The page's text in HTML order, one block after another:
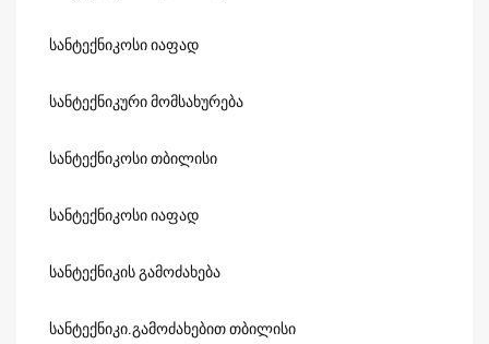
სანტექნიკოსი იაფად
სანტექნიკური მომსახურება
სანტექნიკოსი თბილისი
სანტექნიკოსი იაფად
სანტექნიკის გამოძახება
სანტექნიკი.გამოძახებით თბილისი